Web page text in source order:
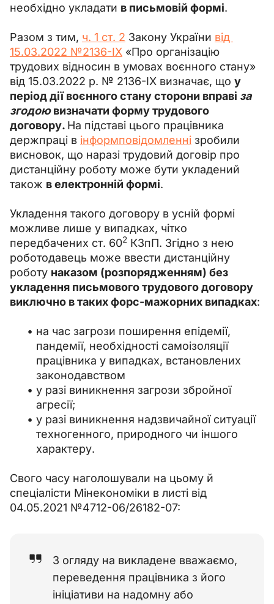
необхідно укладати в письмовій формі.
Разом з тим, ч. 1 ст. 2 Закону України від
15.03.2022 №2136-IX «Про організацію
трудових відносин в умовах воєнного стану»
від 15.03.2022 р. № 2136-IX визначає, що у
період дії воєнного стану сторони вправі за
згодою визначати форму трудового
договору. На підставі цього працівника
держпраці в інформповідомленні зробили
висновок, що наразі трудовий договір про
дистанційну роботу може бути укладений
також в електронній формі.
Укладення такого договору в усній формі
можливе лише у випадках, чітко
передбачених ст. 602 КЗпП. Згідно з нею
роботодавець може ввести дистанційну
роботу наказом (розпорядженням) без
укладення письмового трудового договору
виключно в таких форс-мажорних випадках:
на час загрози поширення епідемії,
пандемії, необхідності самоізоляції
працівника у випадках, встановлених
законодавством
у разі виникнення загрози збройної
агресії;
у разі виникнення надзвичайної ситуації
техногенного, природного чи іншого
характеру.
Свого часу наголошували на цьому й
спеціалісти Мінекономіки в листі від
04.05.2021 №4712-06/26182-07:
З огляду на викладене вважаємо,
переведення працівника з його
ініціативи на надомну або